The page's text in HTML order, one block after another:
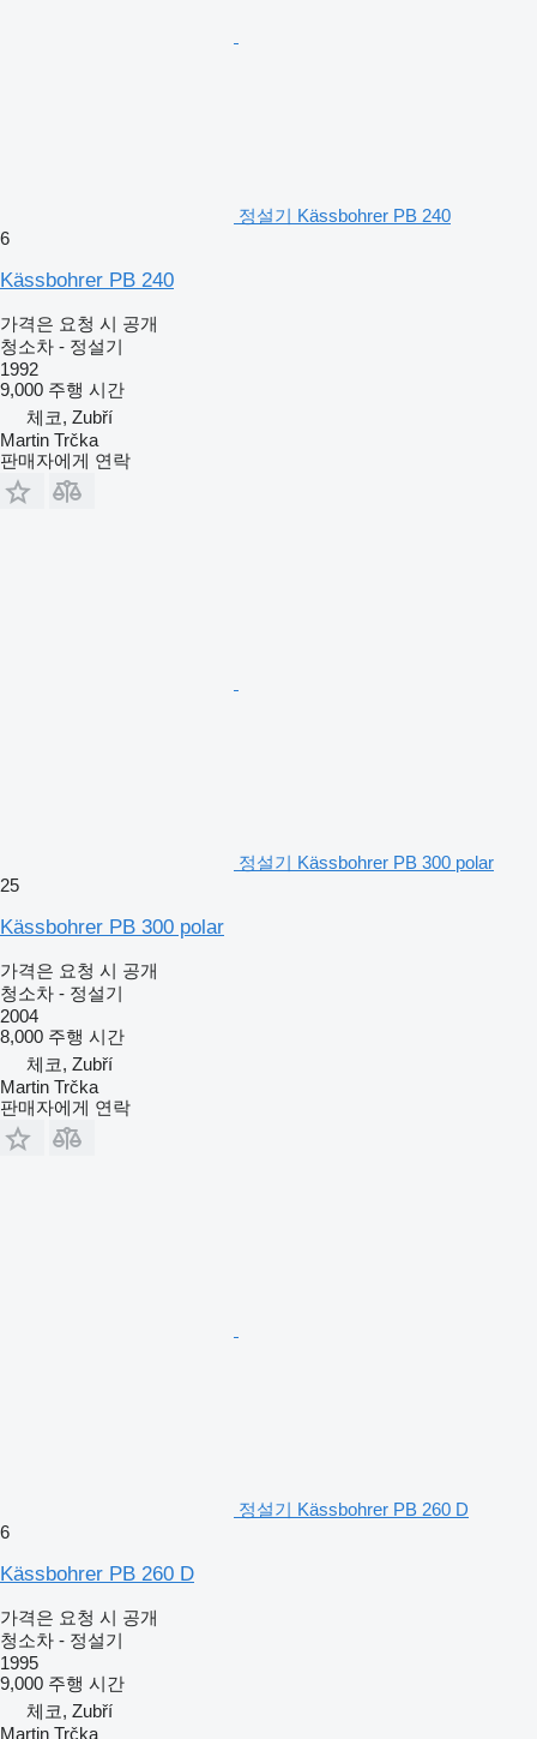
정설기 Kässbohrer PB 240
6
Kässbohrer PB 240
가격은 요청 시 공개
청소차 - 정설기
1992
9,000 주행 시간
체코, Zubří
Martin Trčka
판매자에게 연락
정설기 Kässbohrer PB 300 polar
25
Kässbohrer PB 300 polar
가격은 요청 시 공개
청소차 - 정설기
2004
8,000 주행 시간
체코, Zubří
Martin Trčka
판매자에게 연락
정설기 Kässbohrer PB 260 D
6
Kässbohrer PB 260 D
가격은 요청 시 공개
청소차 - 정설기
1995
9,000 주행 시간
체코, Zubří
Martin Trčka